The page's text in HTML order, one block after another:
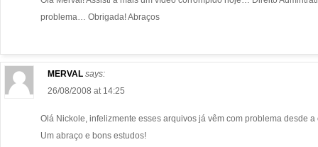
problema… Obrigada! Abraços
MERVAL says:
26/08/2008 at 14:25
Olá Nickole, infelizmente esses arquivos já vêm com problema desde
Um abraço e bons estudos!